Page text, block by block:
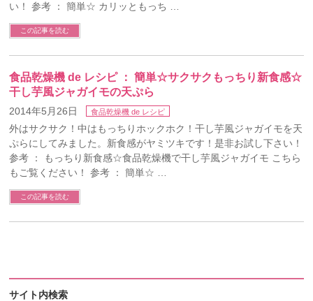
い！ 参考 ： 簡単☆ カリッともっち …
この記事を読む
食品乾燥機 de レシピ ： 簡単☆サクサクもっちり新食感☆
干し芋風ジャガイモの天ぷら
2014年5月26日 食品乾燥機 de レシピ
外はサクサク！中はもっちりホックホク！干し芋風ジャガイモを天
ぷらにしてみました。新食感がヤミツキです！是非お試し下さい！
参考 ： もっちり新食感☆食品乾燥機で干し芋風ジャガイモ こちら
もご覧ください！ 参考 ： 簡単☆ …
この記事を読む
サイト内検索